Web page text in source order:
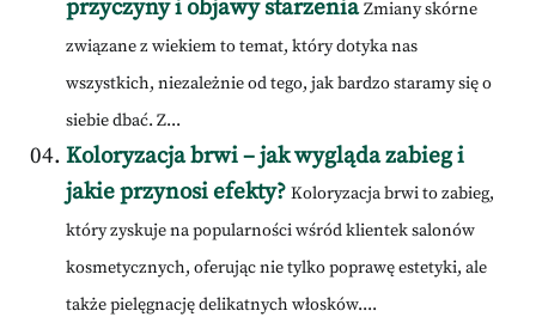
przyczyny i objawy starzenia Zmiany skórne
związane z wiekiem to temat, który dotyka nas
wszystkich, niezależnie od tego, jak bardzo staramy się o
siebie dbać. Z...
Koloryzacja brwi – jak wygląda zabieg i
jakie przynosi efekty? Koloryzacja brwi to zabieg,
który zyskuje na popularności wśród klientek salonów
kosmetycznych, oferując nie tylko poprawę estetyki, ale
także pielęgnację delikatnych włosków....